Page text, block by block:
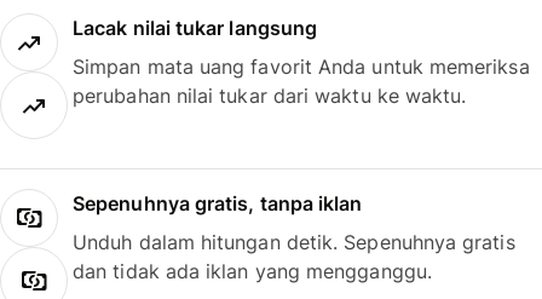
Lacak nilai tukar langsung
Simpan mata uang favorit Anda untuk memeriksa
perubahan nilai tukar dari waktu ke waktu.
Sepenuhnya gratis, tanpa iklan
Unduh dalam hitungan detik. Sepenuhnya gratis
dan tidak ada iklan yang mengganggu.